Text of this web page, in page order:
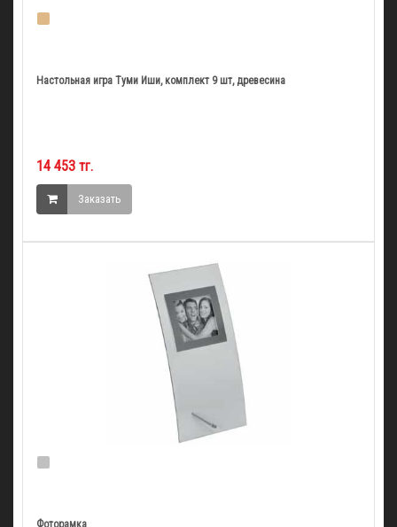
Настольная игра Туми Иши, комплект 9 шт, древесина
14 453 тг.
Заказать
Фоторамка